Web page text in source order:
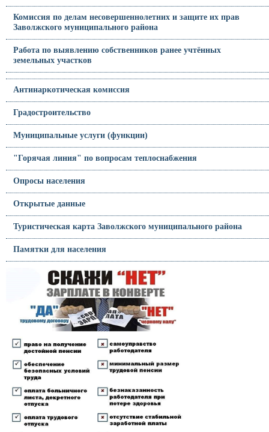
Комиссия по делам несовершеннолетних и защите их прав
Заволжского муниципального района
Работа по выявлению собственников ранее учтённых
земельных участков
Антинаркотическая комиссия
Градостроительство
Муниципальные услуги (функции)
"Горячая линия" по вопросам теплоснабжения
Опросы населения
Открытые данные
Туристическая карта Заволжского муниципального района
Памятки для населения